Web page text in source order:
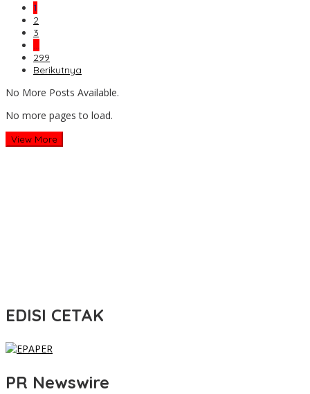
1
2
3
…
299
Berikutnya
No More Posts Available.
No more pages to load.
View More
EDISI CETAK
PR Newswire